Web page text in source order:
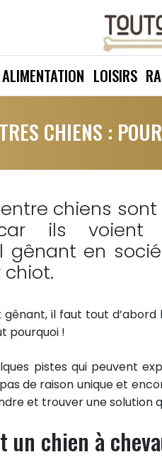
ALIMENTATION LOISIRS
CHIENS :
chiens
ils voient
gênant en
il faut tout d’abord
pourquoi !
pistes qui peuvent
de raison unique et
et trouver une solution
un chien à